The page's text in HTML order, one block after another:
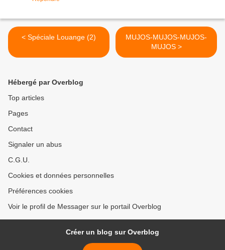
< Spéciale Louange (2)
MUJOS-MUJOS-MUJOS-
MUJOS >
Hébergé par Overblog
Top articles
Pages
Contact
Signaler un abus
C.G.U.
Cookies et données personnelles
Préférences cookies
Voir le profil de Messager sur le portail Overblog
Créer un blog sur Overblog